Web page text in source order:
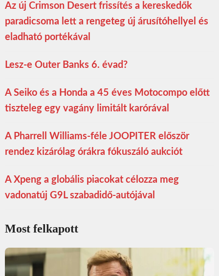
Az új Crimson Desert frissítés a kereskedők
paradicsoma lett a rengeteg új árusítóhellyel és
eladható portékával
Lesz-e Outer Banks 6. évad?
A Seiko és a Honda a 45 éves Motocompo előtt
tiszteleg egy vagány limitált karórával
A Pharrell Williams-féle JOOPITER először
rendez kizárólag órákra fókuszáló aukciót
A Xpeng a globális piacokat célozza meg
vadonatúj G9L szabadidő-autójával
Most felkapott